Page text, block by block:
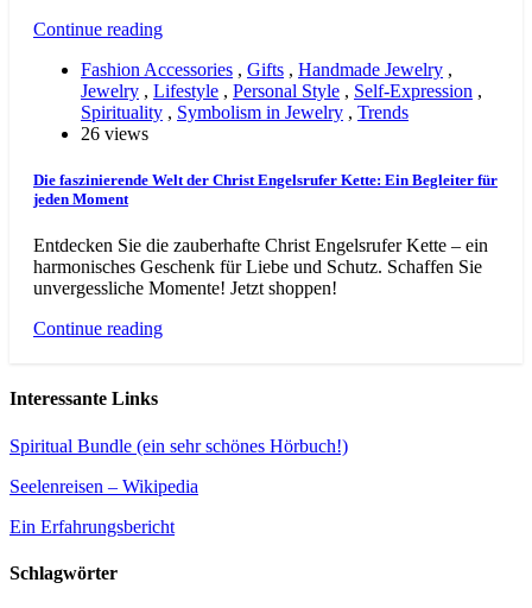
Continue reading
Fashion Accessories , Gifts , Handmade Jewelry ,
Jewelry , Lifestyle , Personal Style , Self-Expression ,
Spirituality , Symbolism in Jewelry , Trends
26 views
Die faszinierende Welt der Christ Engelsrufer Kette: Ein Begleiter für
jeden Moment
Entdecken Sie die zauberhafte Christ Engelsrufer Kette – ein
harmonisches Geschenk für Liebe und Schutz. Schaffen Sie
unvergessliche Momente! Jetzt shoppen!
Continue reading
Interessante Links
Spiritual Bundle (ein sehr schönes Hörbuch!)
Seelenreisen – Wikipedia
Ein Erfahrungsbericht
Schlagwörter